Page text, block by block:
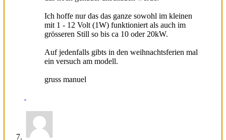
Ich hoffe nur das das ganze sowohl im kleinen
mit 1 - 12 Volt (1W) funktioniert als auch im
grösseren Still so bis ca 10 oder 20kW.
Auf jedenfalls gibts in den weihnachtsferien mal
ein versuch am modell.
gruss manuel